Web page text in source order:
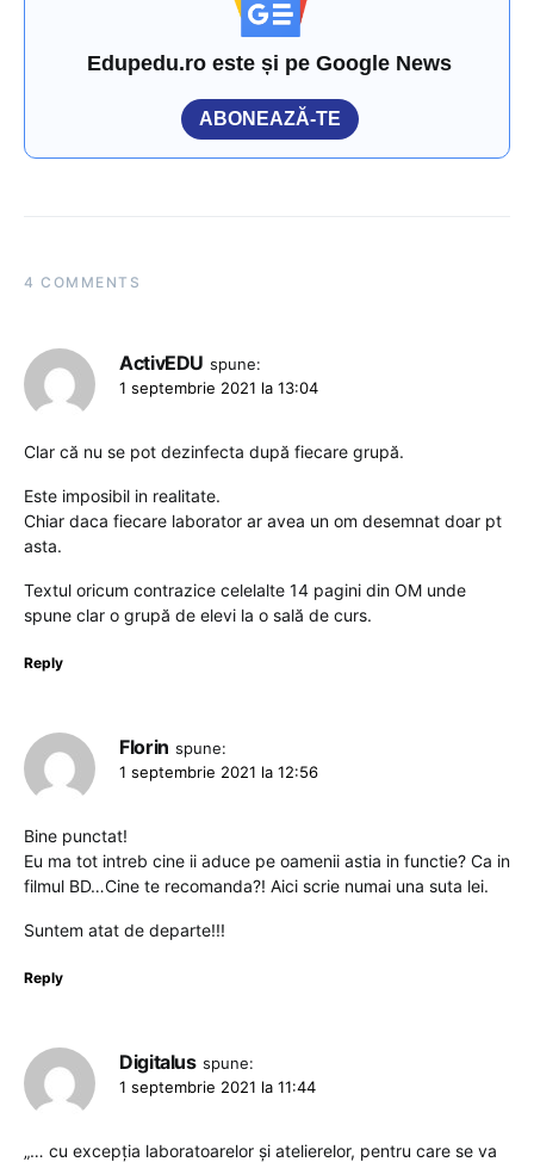
Edupedu.ro este și pe Google News
ABONEAZĂ-TE
4 COMMENTS
ActivEDU spune:
1 septembrie 2021 la 13:04
Clar că nu se pot dezinfecta după fiecare grupă.
Este imposibil in realitate.
Chiar daca fiecare laborator ar avea un om desemnat doar pt
asta.
Textul oricum contrazice celelalte 14 pagini din OM unde
spune clar o grupă de elevi la o sală de curs.
Reply
Florin spune:
1 septembrie 2021 la 12:56
Bine punctat!
Eu ma tot intreb cine ii aduce pe oamenii astia in functie? Ca in
filmul BD…Cine te recomanda?! Aici scrie numai una suta lei.
Suntem atat de departe!!!
Reply
Digitalus spune:
1 septembrie 2021 la 11:44
„… cu excepția laboratoarelor și atelierelor, pentru care se va